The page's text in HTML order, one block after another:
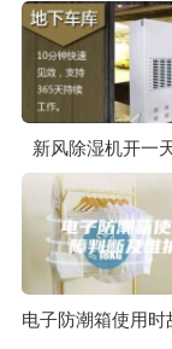
新风除湿机开一